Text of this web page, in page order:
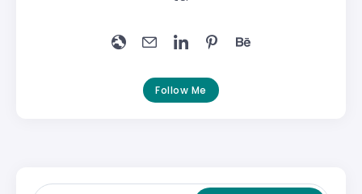
Follow Me